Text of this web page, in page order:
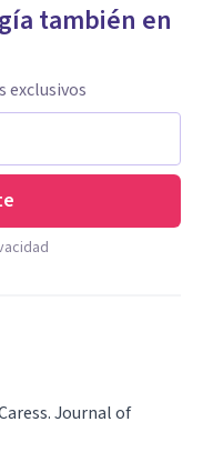
también en
exclusivos
Journal of